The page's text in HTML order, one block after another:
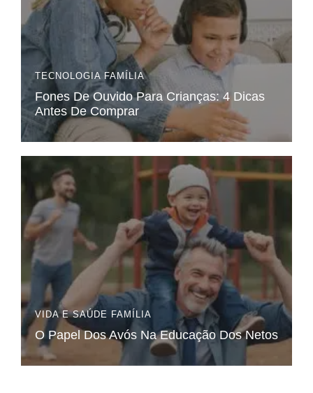
TECNOLOGIA FAMÍLIA
Fones De Ouvido Para Crianças: 4 Dicas
Antes De Comprar
VIDA E SAÚDE FAMÍLIA
O Papel Dos Avós Na Educação Dos Netos